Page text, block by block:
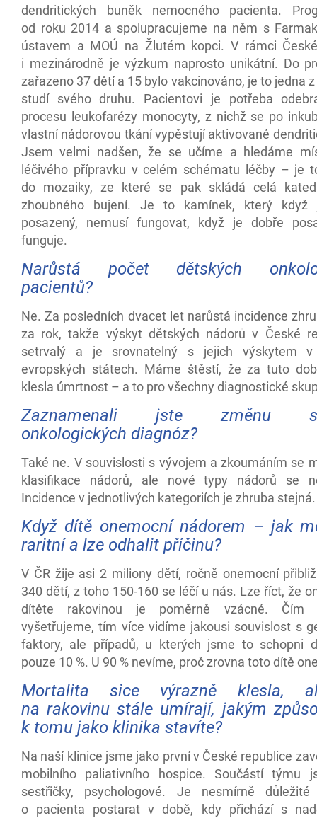
dendritických buněk nemocného pacienta.
od roku 2014 a spolupracujeme na něm s
ústavem a MOÚ na Žlutém kopci. V rámci
i mezinárodně je výzkum naprosto unikátní. Do
zařazeno 37 dětí a 15 bylo vakcinováno, je to jedna
studí svého druhu. Pacientovi je potřeba
procesu leukofarézy monocyty, z nichž se po
vlastní nádorovou tkání vypěstují aktivované
Jsem velmi nadšen, že se učíme a hledáme
léčivého přípravku v celém schématu léčby – je
do mozaiky, ze které se pak skládá celá
zhoubného bujení. Je to kamínek, který když
posazený, nemusí fungovat, když je dobře
funguje.
Narůstá počet dětských
pacientů?
Ne. Za posledních dvacet let narůstá incidence
za rok, takže výskyt dětských nádorů v České
setrvalý a je srovnatelný s jejich výskytem v
evropských státech. Máme štěstí, že za tuto
klesla úmrtnost – a to pro všechny diagnostické
Zaznamenali jste změnu
onkologických diagnóz?
Také ne. V souvislosti s vývojem a zkoumáním se
klasifikace nádorů, ale nové typy nádorů se
Incidence v jednotlivých kategoriích je zhruba stejná.
Když dítě onemocní nádorem – jak
raritní a lze odhalit příčinu?
V ČR žije asi 2 miliony dětí, ročně onemocní
340 dětí, z toho 150-160 se léčí u nás. Lze říct, že
dítěte rakovinou je poměrně vzácné. Čím
vyšetřujeme, tím více vidíme jakousi souvislost s
faktory, ale případů, u kterých jsme to schopni
pouze 10 %. U 90 % nevíme, proč zrovna toto dítě
Mortalita sice výrazně klesla,
na rakovinu stále umírají, jakým
k tomu jako klinika stavíte?
Na naší klinice jsme jako první v České republice
mobilního paliativního hospice. Součástí týmu
sestřičky, psychologové. Je nesmírně
o pacienta postarat v době, kdy přichází s